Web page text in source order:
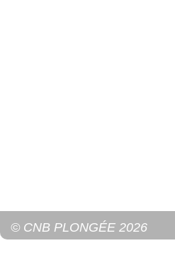
© CNB PLONGÉE 2026